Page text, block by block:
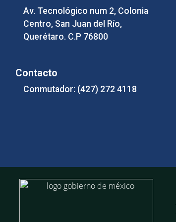
Av. Tecnológico num 2, Colonia
Centro, San Juan del Río,
Querétaro. C.P 76800
Contacto
Conmutador: (427) 272 4118